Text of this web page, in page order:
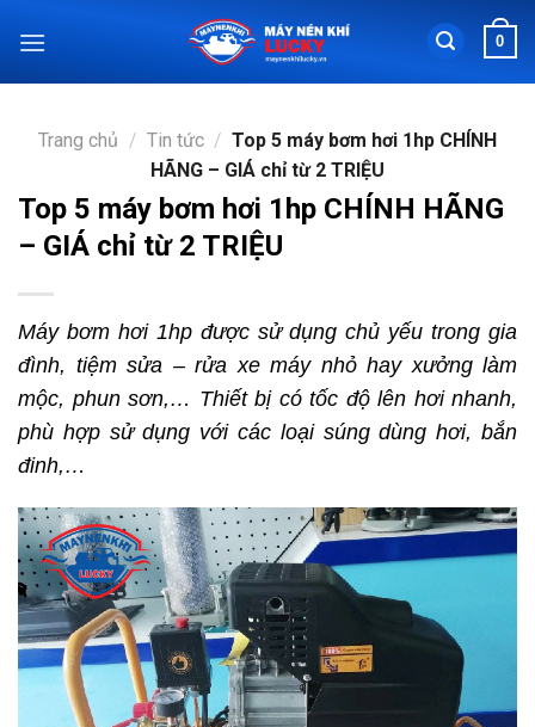
đến
0
Trang chủ / Tin tức / Top 5 máy bơm hơi 1hp CHÍNH
HÃNG – GIÁ chỉ từ 2 TRIỆU
Top 5 máy bơm hơi 1hp CHÍNH HÃNG
– GIÁ chỉ từ 2 TRIỆU
Máy bơm hơi 1hp được sử dụng chủ yếu trong gia
đình, tiệm sửa – rửa xe máy nhỏ hay xưởng làm
mộc, phun sơn,… Thiết bị có tốc độ lên hơi nhanh,
phù hợp sử dụng với các loại súng dùng hơi, bắn
đinh,…